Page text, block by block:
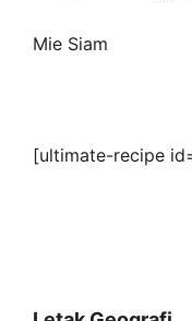
Mie Siam
[ultimate-recipe